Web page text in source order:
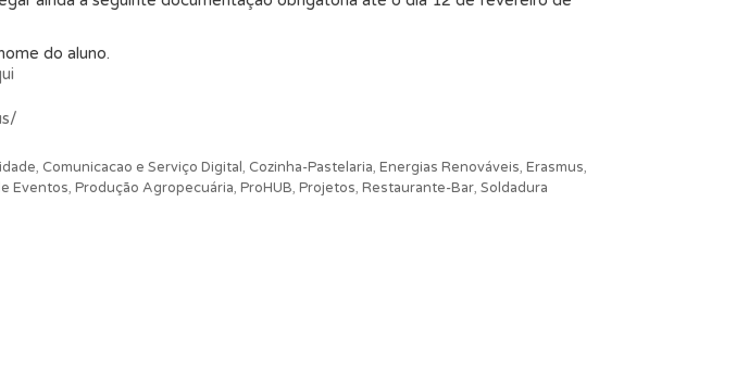
do aluno.
, Comunicacao e Serviço Digital , Cozinha-Pastelaria, Energias Renováveis, Erasmus,
Eventos, Produção Agropecuária, ProHUB, Projetos, Restaurante-Bar, Soldadura